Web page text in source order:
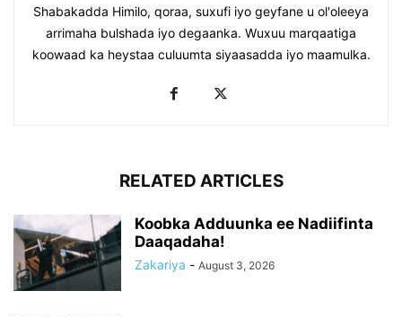
Shabakadda Himilo, qoraa, suxufi iyo geyfane u ol'oleeya
arrimaha bulshada iyo degaanka. Wuxuu marqaatiga
koowaad ka heystaa culuumta siyaasadda iyo maamulka.
RELATED ARTICLES
Koobka Adduunka ee Nadiifinta
Daaqadaha!
Zakariya - August 3, 2026